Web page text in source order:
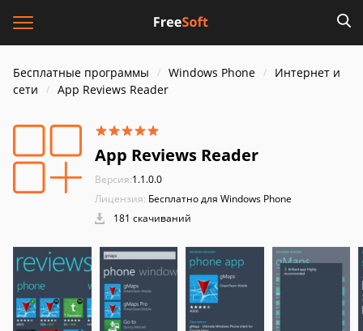
Бесплатные программы Windows Phone
Интернет и
cети
App Reviews Reader
App Reviews Reader
Версия:1.1.0.0
Лицензия: Бесплатно для Windows Phone
181 скачиваний